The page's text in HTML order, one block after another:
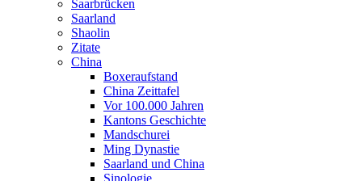
Saarbrücken
Saarland
Shaolin
Zitate
China
Boxeraufstand
China Zeittafel
Vor 100.000 Jahren
Kantons Geschichte
Mandschurei
Ming Dynastie
Saarland und China
Sinologie